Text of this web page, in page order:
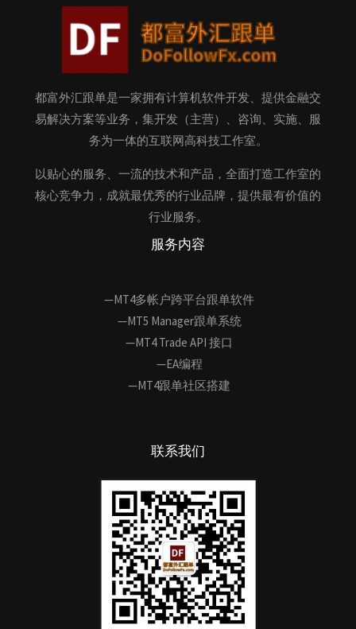
都富外汇跟单是一家拥有计算机软件开发、提供金融交
易解决方案等业务，集开发（主营）、咨询、实施、服
务为一体的互联网高科技工作室。
以贴心的服务、一流的技术和产品，全面打造工作室的
核心竞争力，成就最优秀的行业品牌，提供最有价值的
行业服务。
服务内容
—MT4多帐户跨平台跟单软件
—MT5 Manager跟单系统
—MT4 Trade API 接口
—EA编程
—MT4跟单社区搭建
联系我们